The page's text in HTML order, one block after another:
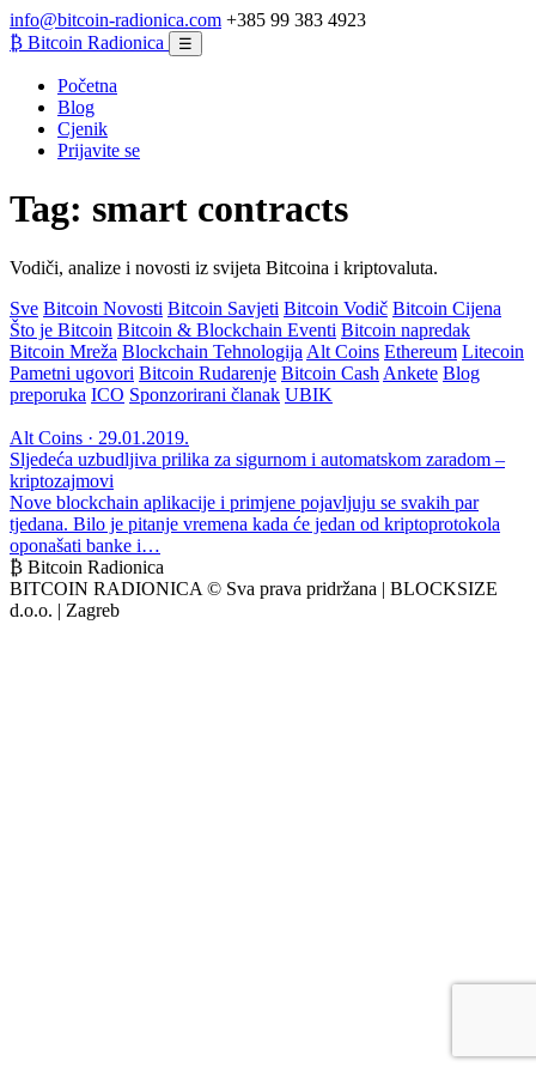
info@bitcoin-radionica.com +385 99 383 4923
₿ Bitcoin Radionica ☰
Početna
Blog
Cjenik
Prijavite se
Tag: smart contracts
Vodiči, analize i novosti iz svijeta Bitcoina i kriptovaluta.
Sve Bitcoin Novosti Bitcoin Savjeti Bitcoin Vodič Bitcoin Cijena
Što je Bitcoin Bitcoin & Blockchain Eventi Bitcoin napredak
Bitcoin Mreža Blockchain Tehnologija Alt Coins Ethereum Litecoin
Pametni ugovori Bitcoin Rudarenje Bitcoin Cash Ankete Blog
preporuka ICO Sponzorirani članak UBIK
Alt Coins · 29.01.2019.
Sljedeća uzbudljiva prilika za sigurnom i automatskom zaradom –
kriptozajmovi
Nove blockchain aplikacije i primjene pojavljuju se svakih par
tjedana. Bilo je pitanje vremena kada će jedan od kriptoprotokola
oponašati banke i…
₿ Bitcoin Radionica
BITCOIN RADIONICA © Sva prava pridržana | BLOCKSIZE
d.o.o. | Zagreb